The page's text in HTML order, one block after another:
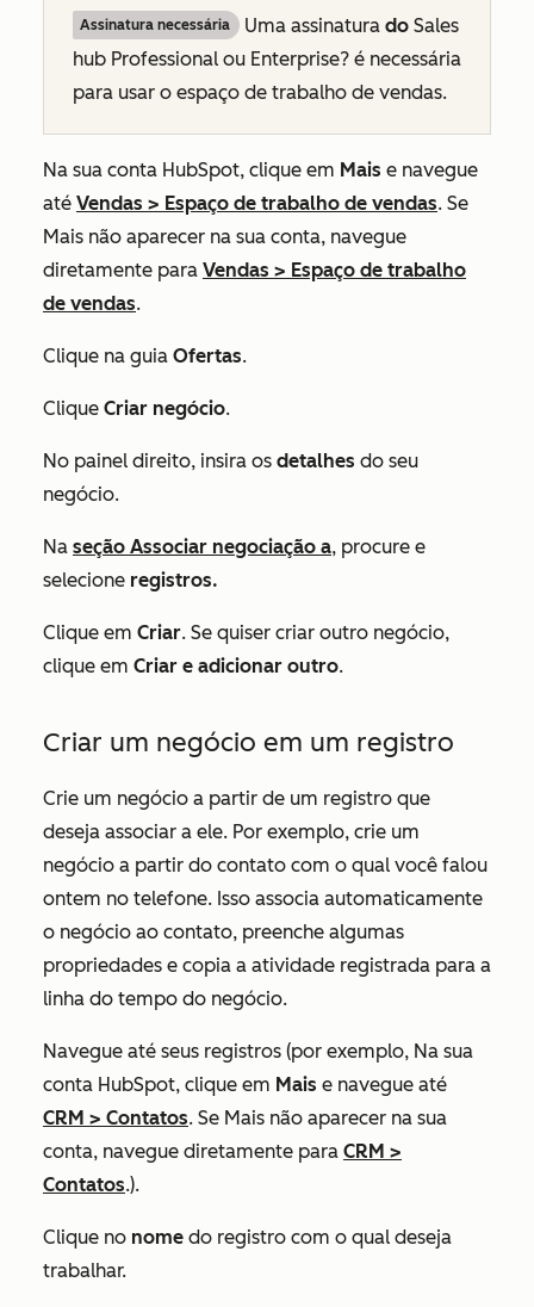
Assinatura necessária Uma assinatura do Sales
hub Professional ou Enterprise? é necessária
para usar o espaço de trabalho de vendas.
Na sua conta HubSpot, clique em Mais e navegue
até Vendas > Espaço de trabalho de vendas. Se
Mais não aparecer na sua conta, navegue
diretamente para Vendas > Espaço de trabalho
de vendas.
Clique na guia Ofertas.
Clique Criar negócio.
No painel direito, insira os detalhes do seu
negócio.
Na seção Associar negociação a, procure e
selecione registros.
Clique em Criar. Se quiser criar outro negócio,
clique em Criar e adicionar outro.
Criar um negócio em um registro
Crie um negócio a partir de um registro que
deseja associar a ele. Por exemplo, crie um
negócio a partir do contato com o qual você falou
ontem no telefone. Isso associa automaticamente
o negócio ao contato, preenche algumas
propriedades e copia a atividade registrada para a
linha do tempo do negócio.
Navegue até seus registros (por exemplo, Na sua
conta HubSpot, clique em Mais e navegue até
CRM > Contatos. Se Mais não aparecer na sua
conta, navegue diretamente para CRM >
Contatos.).
Clique no nome do registro com o qual deseja
trabalhar.